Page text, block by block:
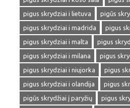
pigus skrydziai i lietuva
pigūs
pigus skrydziai i madrida
pigus
pigus skrydziai i malta
pigus
pigus skrydziai i milana
pigus
pigus skrydziai i niujorka
pigus
pigus skrydziai i olandija
pigus
pigūs skrydžiai į paryžių
pigus